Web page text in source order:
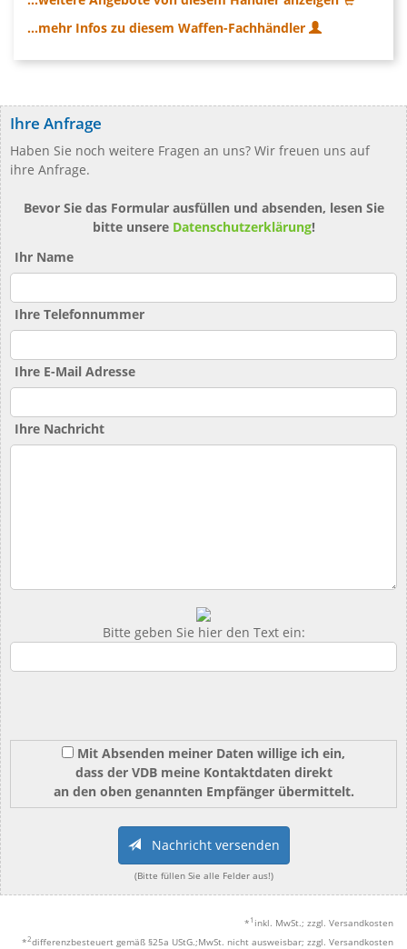
...mehr Infos zu diesem Waffen-Fachhändler
Ihre Anfrage
Haben Sie noch weitere Fragen an uns? Wir freuen uns auf
ihre Anfrage.
Bevor Sie das Formular ausfüllen und absenden, lesen Sie
bitte unsere Datenschutzerklärung!
Ihr Name
Ihre Telefonnummer
Ihre E-Mail Adresse
Ihre Nachricht
Bitte geben Sie hier den Text ein:
Mit Absenden meiner Daten willige ich ein,
dass der VDB meine Kontaktdaten direkt
an den oben genannten Empfänger übermittelt.
Nachricht versenden
(Bitte füllen Sie alle Felder aus!)
* 1 inkl. MwSt.; zzgl. Versandkosten
*2differenzbesteuert gemäß §25a UStG.;MwSt. nicht ausweisbar; zzgl. Versandkosten